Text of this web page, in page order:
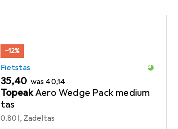
−12%
Fietstas
EUR
35,40 was EUR
40,14
TopeakAero Wedge Pack medium
tas
0.80 l, Zadeltas